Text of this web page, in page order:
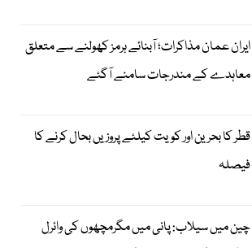
ایران عمان مذاکرات؛ آبنائے ہرمز کھولنے سے متعلق
معاہدے کے مندرجات سامنے آگئے
قطر کا بحرین اور کویت کیلئے پروزیں بحال کرنے کا
فیصلہ
چین میں سیلاب: پانی میں مگرمچھوں کی وائرل